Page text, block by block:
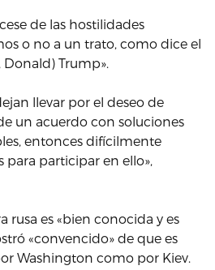
de las hostilidades
o no a un trato, como dice el
Donald) Trump».
llevar por el deseo de
un acuerdo con soluciones
entonces difícilmente
para participar en ello»,
rusa es «bien conocida y es
«convencido» de que es
Washington como por Kiev.